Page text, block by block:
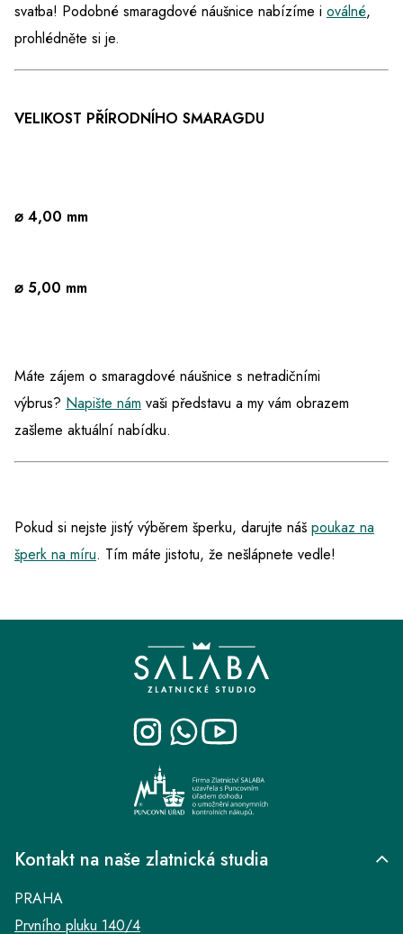
svatba! Podobné smaragdové náušnice nabízíme i oválné,
prohlédněte si je.
VELIKOST PŘÍRODNÍHO SMARAGDU
⌀ 4,00 mm
⌀ 5,00 mm
Máte zájem o smaragdové náušnice s netradičními
výbrus? Napište nám vaši představu a my vám obrazem
zašleme aktuální nabídku.
Pokud si nejste jistý výběrem šperku, darujte náš poukaz na
šperk na míru. Tím máte jistotu, že nešlápnete vedle!
Kontakt na naše zlatnická studia
PRAHA
Prvního pluku 140/4